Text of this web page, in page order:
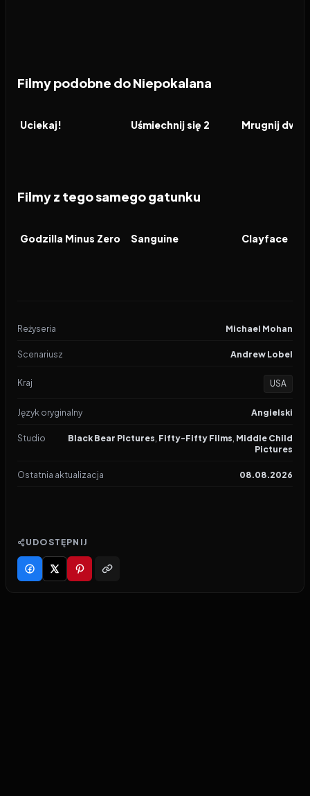
Filmy podobne do Niepokalana
FILM
Uciekaj! FILM
Uśmiechnij się 2 FILM
Mrugnij dwa
Filmy z tego samego gatunku
FILM
Godzilla Minus Zero FILM
Sanguine FILM
Clayface
Reżyseria Michael Mohan
Scenariusz Andrew Lobel
Kraj USA
Język oryginalny Angielski
Studio Black Bear Pictures, Fifty-Fifty Films, Middle Child
Pictures
Ostatnia aktualizacja 08.08.2026
UDOSTĘPNIJ